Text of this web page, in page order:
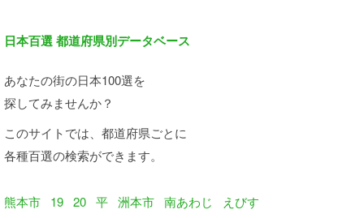
日本百選 都道府県別データベース
あなたの街の日本100選を
探してみませんか？
このサイトでは、都道府県ごとに
各種百選の検索ができます。
熊本市 19 20 平 洲本市 南あわじ えびす